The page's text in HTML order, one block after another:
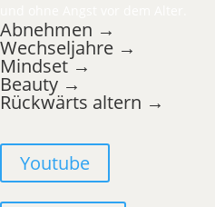
Abnehmen →
Wechseljahre →
Mindset →
Beauty →
Rückwärts altern →
Youtube